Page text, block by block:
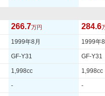
266.7万円 284.6
1999年8月 1999年
GF-Y31 GF-Y31
1,998cc 1,998cc
- -